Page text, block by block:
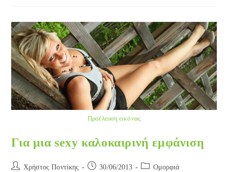
Προέλευση εικόνας
Για μια sexy καλοκαιρινή εμφάνιση
Post Χρήστος Ποντίκης
Post 30/06/2013
Post Ομορφιά